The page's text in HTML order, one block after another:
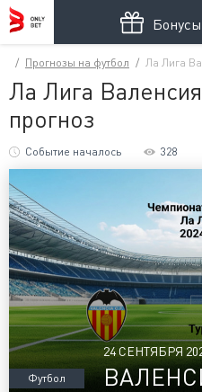
Прогнозы на футбол Ла Лига
Ла Лига
прогноз
Событие началось 328
Футбол
24 СЕНТЯБРЯ